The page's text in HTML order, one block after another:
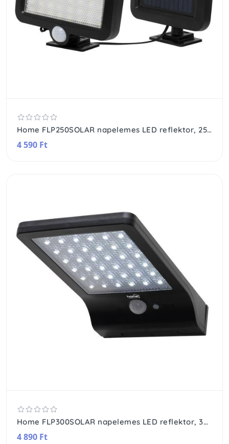
Home FLP250SOLAR napelemes LED reflektor, 250 lm, PIR mozgásérzékelő, 120° 5m, 56 db hidegfehér SMD LED, energiatakarékos, műanyag, IP44
4 590 Ft
Home FLP300SOLAR napelemes LED reflektor, 300 lm, PIR mozgásérzékelő, 120° 5m, 36 db hidegfehér SMD LED, energiatakarékos, műanyag, IP44
4 890 Ft